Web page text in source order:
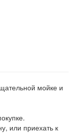
мойке и
или приехать к